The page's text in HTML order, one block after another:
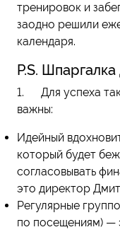
тренировок и
заодно решили
календаря.
P.S.
1. Для успеха
важны:
Идейный
который будет
согласовывать
это директор
Регулярные
по посещениям) —